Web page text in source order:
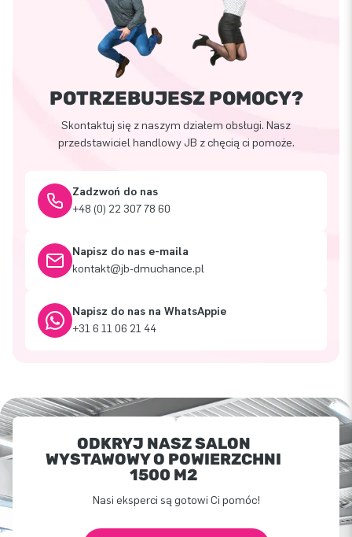
POTRZEBUJESZ POMOCY?
Skontaktuj się z naszym działem obsługi. Nasz
przedstawiciel handlowy JB z chęcią ci pomoże.
Zadzwoń do nas
+48 (0) 22 307 78 60
Napisz do nas e-maila
kontakt@jb-dmuchance.pl
Napisz do nas na WhatsAppie
+31 6 11 06 21 44
ODKRYJ NASZ SALON
WYSTAWOWY O POWIERZCHNI
1500 M2
Nasi eksperci są gotowi Ci pomóc!